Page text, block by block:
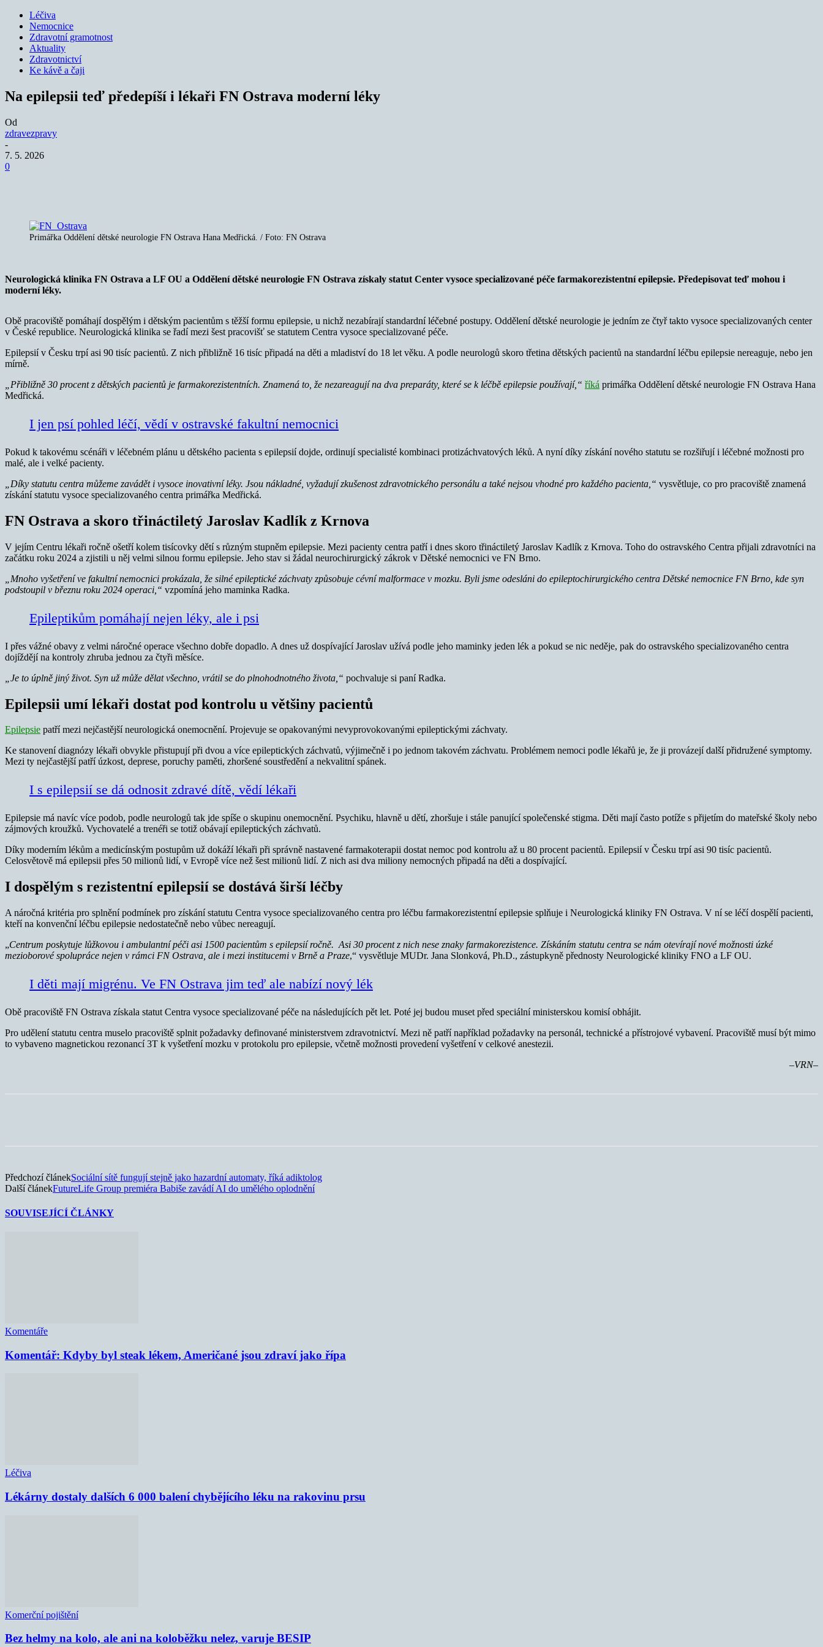
Léčiva
Nemocnice
Zdravotní gramotnost
Aktuality
Zdravotnictví
Ke kávě a čaji
Na epilepsii teď předepíší i lékaři FN Ostrava moderní léky
Od
zdravezpravy
-
7. 5. 2026
0
Primářka Oddělení dětské neurologie FN Ostrava Hana Medřická. / Foto: FN Ostrava
Neurologická klinika FN Ostrava a LF OU a Oddělení dětské neurologie FN Ostrava získaly statut Center vysoce specializované péče farmakorezistentní epilepsie. Předepisovat teď mohou i
moderní léky.
Obě pracoviště pomáhají dospělým i dětským pacientům s těžší formu epilepsie, u nichž nezabírají standardní léčebné postupy. Oddělení dětské neurologie je jedním ze čtyř takto vysoce specializovaných center
v České republice. Neurologická klinika se řadí mezi šest pracovišť se statutem Centra vysoce specializované péče.
Epilepsií v Česku trpí asi 90 tisíc pacientů. Z nich přibližně 16 tisíc připadá na děti a mladiství do 18 let věku. A podle neurologů skoro třetina dětských pacientů na standardní léčbu epilepsie nereaguje, nebo jen
mírně.
„Přibližně 30 procent z dětských pacientů je farmakorezistentních. Znamená to, že nezareagují na dva preparáty, které se k léčbě epilepsie používají,“ říká primářka Oddělení dětské neurologie FN Ostrava Hana
Medřická.
I jen psí pohled léčí, vědí v ostravské fakultní nemocnici
Pokud k takovému scénáři v léčebném plánu u dětského pacienta s epilepsií dojde, ordinují specialisté kombinaci protizáchvatových léků. A nyní díky získání nového statutu se rozšiřují i léčebné možnosti pro
malé, ale i velké pacienty.
„Díky statutu centra můžeme zavádět i vysoce inovativní léky. Jsou nákladné, vyžadují zkušenost zdravotnického personálu a také nejsou vhodné pro každého pacienta,“ vysvětluje, co pro pracoviště znamená
získání statutu vysoce specializovaného centra primářka Medřická.
FN Ostrava a skoro třináctiletý Jaroslav Kadlík z Krnova
V jejím Centru lékaři ročně ošetří kolem tisícovky dětí s různým stupněm epilepsie. Mezi pacienty centra patří i dnes skoro třináctiletý Jaroslav Kadlík z Krnova. Toho do ostravského Centra přijali zdravotníci na
začátku roku 2024 a zjistili u něj velmi silnou formu epilepsie. Jeho stav si žádal neurochirurgický zákrok v Dětské nemocnici ve FN Brno.
„Mnoho vyšetření ve fakultní nemocnici prokázala, že silné epileptické záchvaty způsobuje cévní malformace v mozku. Byli jsme odesláni do epileptochirurgického centra Dětské nemocnice FN Brno, kde syn
podstoupil v březnu roku 2024 operaci,“ vzpomíná jeho maminka Radka.
Epileptikům pomáhají nejen léky, ale i psi
I přes vážné obavy z velmi náročné operace všechno dobře dopadlo. A dnes už dospívající Jaroslav užívá podle jeho maminky jeden lék a pokud se nic neděje, pak do ostravského specializovaného centra
dojíždějí na kontroly zhruba jednou za čtyři měsíce.
„Je to úplně jiný život. Syn už může dělat všechno, vrátil se do plnohodnotného života,“ pochvaluje si paní Radka.
Epilepsii umí lékaři dostat pod kontrolu u většiny pacientů
Epilepsie patří mezi nejčastější neurologická onemocnění. Projevuje se opakovanými nevyprovokovanými epileptickými záchvaty.
Ke stanovení diagnózy lékaři obvykle přistupují při dvou a více epileptických záchvatů, výjimečně i po jednom takovém záchvatu. Problémem nemoci podle lékařů je, že ji provázejí další přidružené symptomy.
Mezi ty nejčastější patří úzkost, deprese, poruchy paměti, zhoršené soustředění a nekvalitní spánek.
I s epilepsií se dá odnosit zdravé dítě, vědí lékaři
Epilepsie má navíc více podob, podle neurologů tak jde spíše o skupinu onemocnění. Psychiku, hlavně u dětí, zhoršuje i stále panující společenské stigma. Děti mají často potíže s přijetím do mateřské školy nebo
zájmových kroužků. Vychovatelé a trenéři se totiž obávají epileptických záchvatů.
Díky moderním lékům a medicínským postupům už dokáží lékaři při správně nastavené farmakoterapii dostat nemoc pod kontrolu až u 80 procent pacientů. Epilepsií v Česku trpí asi 90 tisíc pacientů.
Celosvětově má epilepsii přes 50 milionů lidí, v Evropě více než šest milionů lidí. Z nich asi dva miliony nemocných připadá na děti a dospívající.
I dospělým s rezistentní epilepsií se dostává širší léčby
A náročná kritéria pro splnění podmínek pro získání statutu Centra vysoce specializovaného centra pro léčbu farmakorezistentní epilepsie splňuje i Neurologická kliniky FN Ostrava. V ní se léčí dospělí pacienti,
kteří na konvenční léčbu epilepsie nedostatečně nebo vůbec nereagují.
„Centrum poskytuje lůžkovou i ambulantní péči asi 1500 pacientům s epilepsií ročně. Asi 30 procent z nich nese znaky farmakorezistence. Získáním statutu centra se nám otevírají nové možnosti úzké
mezioborové spolupráce nejen v rámci FN Ostrava, ale i mezi institucemi v Brně a Praze,“ vysvětluje MUDr. Jana Slonková, Ph.D., zástupkyně přednosty Neurologické kliniky FNO a LF OU.
I děti mají migrénu. Ve FN Ostrava jim teď ale nabízí nový lék
Obě pracoviště FN Ostrava získala statut Centra vysoce specializované péče na následujících pět let. Poté jej budou muset před speciální ministerskou komisí obhájit.
Pro udělení statutu centra muselo pracoviště splnit požadavky definované ministerstvem zdravotnictví. Mezi ně patří například požadavky na personál, technické a přístrojové vybavení. Pracoviště musí být mimo
to vybaveno magnetickou rezonancí 3T k vyšetření mozku v protokolu pro epilepsie, včetně možnosti provedení vyšetření v celkové anestezii.
–VRN–
Předchozí článekSociální sítě fungují stejně jako hazardní automaty, říká adiktolog
Další článekFutureLife Group premiéra Babiše zavádí AI do umělého oplodnění
SOUVISEJÍCÍ ČLÁNKY
Komentáře
Komentář: Kdyby byl steak lékem, Američané jsou zdraví jako řípa
Léčiva
Lékárny dostaly dalších 6 000 balení chybějícího léku na rakovinu prsu
Komerční pojištění
Bez helmy na kolo, ale ani na koloběžku nelez, varuje BESIP